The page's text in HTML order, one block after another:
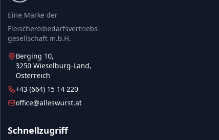
Eine Marke der
Fleischereibedarfsvertriebs-
gesellschaft m.b.H.
Berging 10,
3250 Wieselburg-Land,
Österreich
+43 (664) 15 14 220
office@alleswurst.at
Schnellzugriff